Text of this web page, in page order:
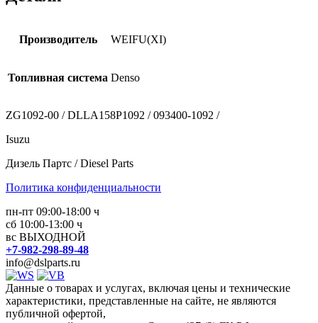
Производитель WEIFU(XI)
Топливная система Denso
ZG1092-00 / DLLA158P1092 / 093400-1092 /
Isuzu
Дизель Партс / Diesel Parts
Политика конфиденциальности
пн-пт 09:00-18:00 ч
сб 10:00-13:00 ч
вс ВЫХОДНОЙ
+7-982-298-89-48
info@dslparts.ru
Данные о товарах и услугах, включая цены и технические
характеристики, представленные на сайте, не являются
публичной офертой,